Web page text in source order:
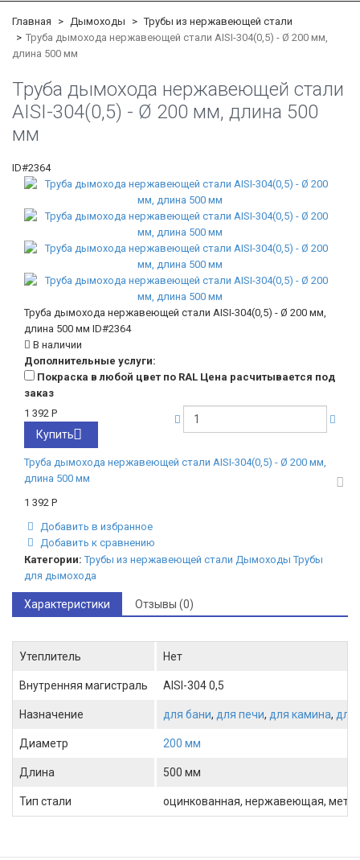
Главная Дымоходы
Трубы из нержавеющей стали
Труба дымохода нержавеющей стали AISI-304(0,5) - Ø 200 мм,
длина 500 мм
Труба дымохода нержавеющей стали
AISI-304(0,5) - Ø 200 мм, длина 500
мм
ID#2364
Труба дымохода нержавеющей стали AISI-304(0,5) - Ø 200 мм,
длина 500 мм ID#2364
В наличии
Дополнительные услуги:
Покраска в любой цвет по RAL Цена расчитывается под
заказ
1 392 Р
Купить
Труба дымохода нержавеющей стали AISI-304(0,5) - Ø 200 мм,
длина 500 мм
1 392 Р
Добавить в избранное
Добавить к сравнению
Категории: Трубы из нержавеющей стали Дымоходы Трубы
для дымохода
Характеристики Отзывы (0)
Утеплитель Нет
Внутренняя магистраль AISI-304 0,5
Назначение для бани, для печи, для камина, для
Диаметр 200 мм
Длина 500 мм
Тип стали оцинкованная, нержавеющая,